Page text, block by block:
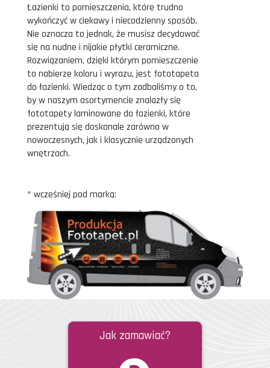
Łazienki to pomieszczenia, które trudno
wykończyć w ciekawy i niecodzienny sposób.
Nie oznacza to jednak, że musisz decydować
się na nudne i nijakie płytki ceramiczne.
Rozwiązaniem, dzięki którym pomieszczenie
to nabierze koloru i wyrazu, jest fototapeta
do łazienki. Wiedząc o tym zadbaliśmy o to,
by w naszym asortymencie znalazły się
fototapety laminowane do łazienki, które
prezentują się doskonale zarówno w
nowoczesnych, jak i klasycznie urządzonych
wnętrzach.
* wcześniej pod marką:
Jak zamawiać?